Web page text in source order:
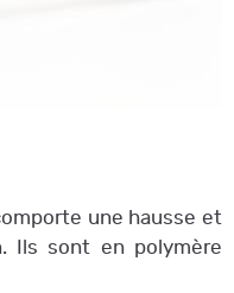
une hausse et
Ils sont en polymère